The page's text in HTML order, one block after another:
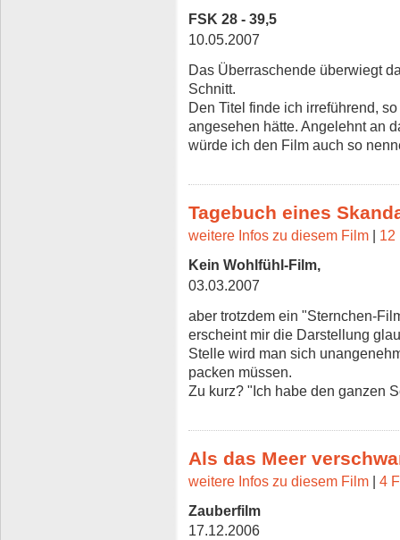
FSK 28 - 39,5
10.05.2007
Das Überraschende überwiegt
Schnitt.
Den Titel finde ich irreführend,
angesehen hätte. Angelehnt an
würde ich den Film auch so
Tagebuch eines
weitere Infos zu diesem Film | 12
Kein Wohlfühl-Film,
03.03.2007
aber trotzdem ein "Sternchen-
erscheint mir die Darstellung
Stelle wird man sich
packen müssen.
Zu kurz? "Ich habe den ganzen
Als das Meer
weitere Infos zu diesem Film | 4
Zauberfilm
17.12.2006